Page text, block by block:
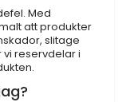
Med
att produkter
slitage
vi reservdelar i